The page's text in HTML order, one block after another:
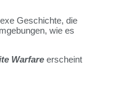
Geschichte, die
wie es
Warfare erscheint